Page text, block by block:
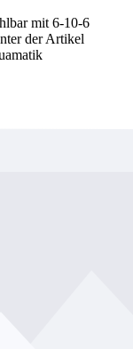
mit 6-10-6
der Artikel